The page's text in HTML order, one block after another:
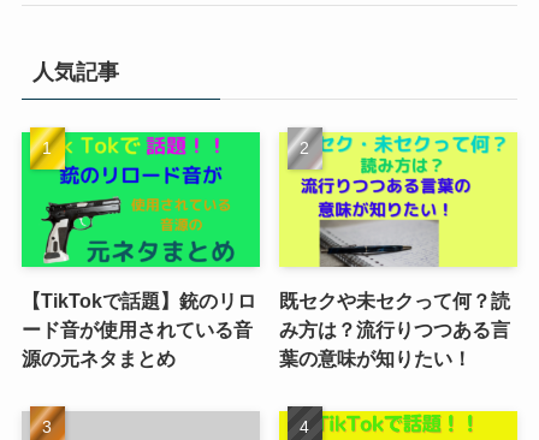
人気記事
【TikTokで話題】銃のリロ
ード音が使用されている音
源の元ネタまとめ
既セクや未セクって何？読
み方は？流行りつつある言
葉の意味が知りたい！